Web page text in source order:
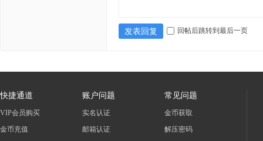
发表回复 回帖后跳转到最后一页
快捷通道
VIP会员购买
金币充值
账户问题
实名认证
邮箱认证
常见问题
金币获取
解压密码